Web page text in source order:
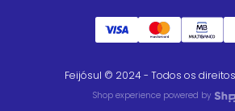
Feijósul © 2024 - Todos os
Shop experience powered by